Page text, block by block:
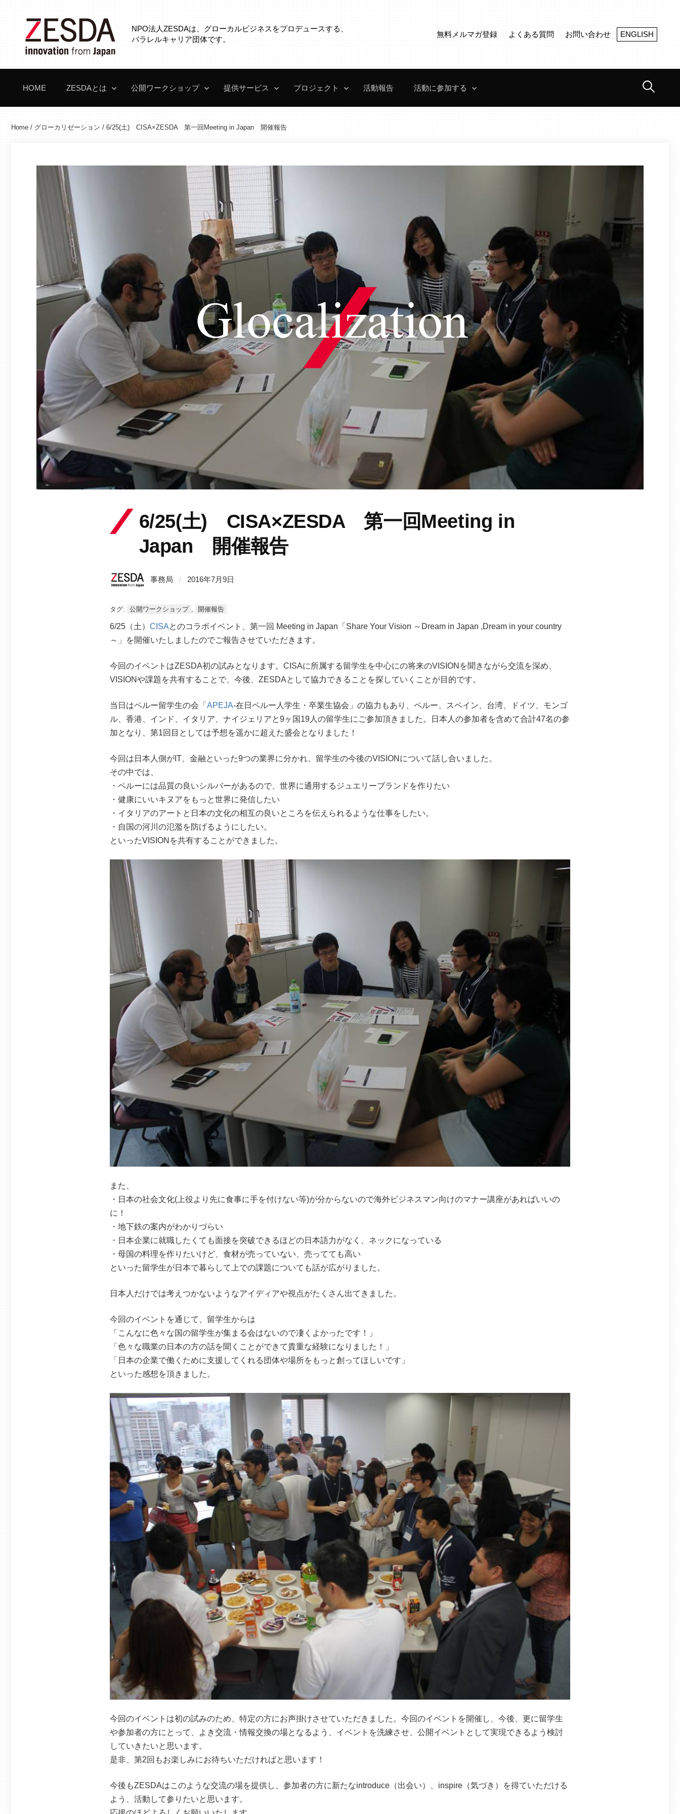
コ
ン
テ
ン
ツ
ッ
プ
NPO法人ZESDAは、グローカルビジネスをプロデュースする、
パラレルキャリア団体です。
無料メルマガ登録 よくある質問 お問い合わせ ENGLISH
HOME ZESDAとは 公開ワークショップ 提供サービス プロジェクト 活動報告 活動に参加する 検
索:
Home / グローカリゼーション / 6/25(土) CISA×ZESDA 第一回Meeting in Japan 開催報告
6/25(土) CISA×ZESDA 第一回Meeting in
Japan 開催報告
事務局 / 2016年7月9日
タグ: 公開ワークショップ 開催報告
6/25（土） CISAとのコラボイベント、第一回 Meeting in Japan「Share Your Vision ～Dream in Japan ,Dream in your country
～」を開催いたしましたのでご報告させていただきます。
今回のイベントはZESDA初の試みとなります。CISAに所属する留学生を中心にの将来のVISIONを聞きながら交流を深め、
VISIONや課題を共有することで、今後、ZESDAとして協力できることを探していくことが目的です。
当日はペルー留学生の会「 APEJA-在日ペルー人学生・卒業生協会」の協力もあり、ペルー、スペイン、台湾、ドイツ、モンゴ
ル、香港、インド、イタリア、ナイジェリアと9ヶ国19人の留学生にご参加頂きました。日本人の参加者を含めて合計47名の参
加となり、第1回目としては予想を遥かに超えた盛会となりました！
今回は日本人側がIT、金融といった9つの業界に分かれ、留学生の今後のVISIONについて話し合いました。
その中では、
・ペルーには品質の良いシルバーがあるので、世界に通用するジュエリーブランドを作りたい
・健康にいいキヌアをもっと世界に発信したい
・イタリアのアートと日本の文化の相互の良いところを伝えられるような仕事をしたい。
・自国の河川の氾濫を防げるようにしたい。
といったVISIONを共有することができました。
また、
・日本の社会文化(上役より先に食事に手を付けない等)が分からないので海外ビジネスマン向けのマナー講座があればいいの
に！
・地下鉄の案内がわかりづらい
・日本企業に就職したくても面接を突破できるほどの日本語力がなく、ネックになっている
・母国の料理を作りたいけど、食材が売っていない、売ってても高い
といった留学生が日本で暮らして上での課題についても話が広がりました。
日本人だけでは考えつかないようなアイディアや視点がたくさん出てきました。
今回のイベントを通じて、留学生からは
「こんなに色々な国の留学生が集まる会はないので凄くよかったです！」
「色々な職業の日本の方の話を聞くことができて貴重な経験になりました！」
「日本の企業で働くために支援してくれる団体や場所をもっと創ってほしいです」
といった感想を頂きました。
今回のイベントは初の試みのため、特定の方にお声掛けさせていただきました。今回のイベントを開催し、今後、更に留学生
や参加者の方にとって、よき交流・情報交換の場となるよう、イベントを洗練させ、公開イベントとして実現できるよう検討
していきたいと思います。
是非、第2回もお楽しみにお待ちいただければと思います！
今後もZESDAはこのような交流の場を提供し、参加者の方に新たなintroduce（出会い）、inspire（気づき）を得ていただける
よう、活動して参りたいと思います。